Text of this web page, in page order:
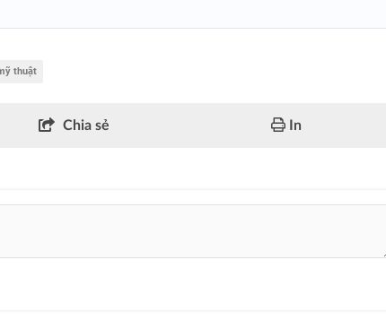
thuật
Chia sẻ In